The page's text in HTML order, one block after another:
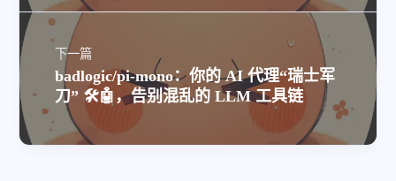
下一篇
badlogic/pi-mono：你的 AI 代理“瑞士军
刀” 🛠️🤖，告别混乱的 LLM 工具链